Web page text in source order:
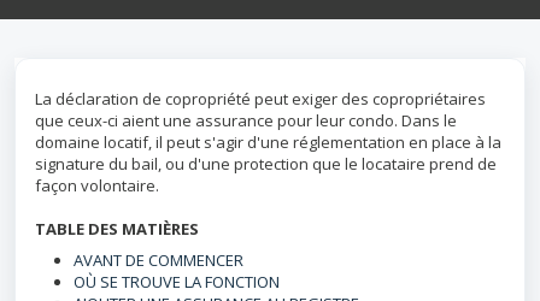
La déclaration de copropriété peut exiger des copropriétaires
que ceux-ci aient une assurance pour leur condo. Dans le
domaine locatif, il peut s'agir d'une réglementation en place à la
signature du bail, ou d'une protection que le locataire prend de
façon volontaire.
TABLE DES MATIÈRES
AVANT DE COMMENCER
OÙ SE TROUVE LA FONCTION